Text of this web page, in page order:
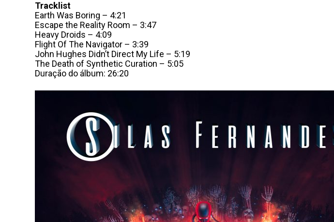
Tracklist
Earth Was Boring – 4:21
Escape the Reality Room – 3:47
Heavy Droids – 4:09
Flight Of The Navigator – 3:39
John Hughes Didn’t Direct My Life – 5:19
The Death of Synthetic Curation – 5:05
Duração do álbum: 26:20